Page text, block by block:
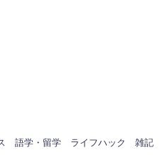
語学・留学 ライフハック 雑記